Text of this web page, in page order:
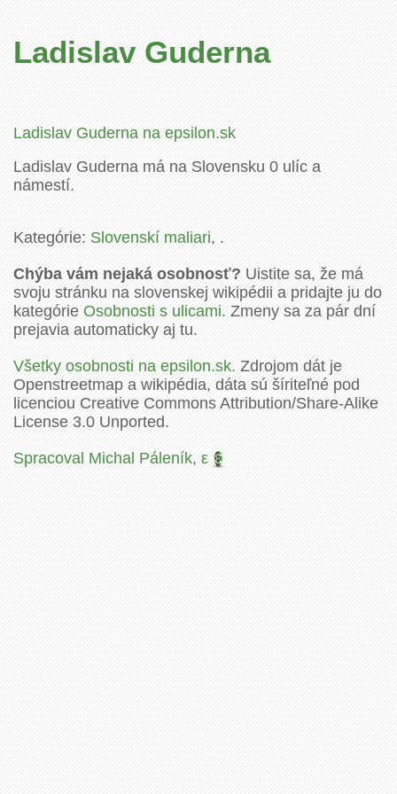
Ladislav Guderna
Ladislav Guderna na epsilon.sk
Ladislav Guderna má na Slovensku 0 ulíc a
námestí.
Kategórie:Slovenskí maliari, .
Chýba vám nejaká osobnosť?Uistite sa, že má
svoju stránku na slovenskej wikipédii a pridajte ju do
kategórieOsobnosti s ulicami. Zmeny sa za pár dní
prejavia automaticky aj tu.
Všetky osobnosti na epsilon.sk.Zdrojom dát je
Openstreetmap a wikipédia, dáta sú šíriteľné pod
licenciou Creative Commons Attribution/Share-Alike
License 3.0 Unported.
Spracoval Michal Páleník,ε